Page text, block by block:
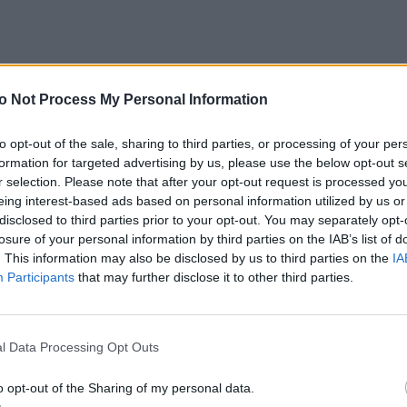
Not Process My Personal Information
opt-out of the sale, sharing to third parties, or processing of your
for targeted advertising by us, please use the below opt-out
selection. Please note that after your opt-out request is processed
interest-based ads based on personal information utilized by us
to third parties prior to your opt-out. You may separately
of your personal information by third parties on the IAB’s list of
This information may also be disclosed by us to third parties on the
Participants that may further disclose it to other third parties.
Data Processing Opt Outs
opt-out of the Sharing of my personal data.
pontyfikat św. Jana Pawła II, zarówno ze
wielce znaczące gesty.
zacieśnić relacje między Żydami a
wizyta w synagodze w Rzymie, przyjazd do
za prześladowanie i winy chrześcijan wobec
włączając także jego doświadczenia z
z Żydami z rodzinnego miasta, stworzyło
była jego wizyta w synagodze rzymskiej
braćmi w wierze. Mówił dosłownie, że:
sposób. Mamy zatem z nią relacje, jakich
braćmi i w pewien sposób można